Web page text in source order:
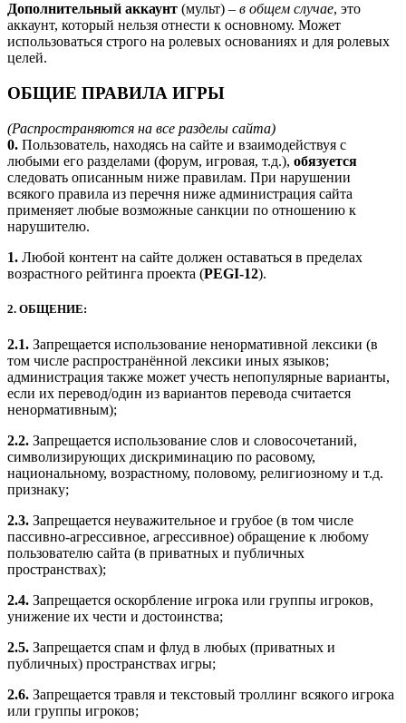
Дополнительный аккаунт (мульт) – в общем случае, это
аккаунт, который нельзя отнести к основному. Может
использоваться строго на ролевых основаниях и для ролевых
целей.
ОБЩИЕ ПРАВИЛА ИГРЫ
(Распространяются на все разделы сайта)
0. Пользователь, находясь на сайте и взаимодействуя с
любыми его разделами (форум, игровая, т.д.), обязуется
следовать описанным ниже правилам. При нарушении
всякого правила из перечня ниже администрация сайта
применяет любые возможные санкции по отношению к
нарушителю.
1. Любой контент на сайте должен оставаться в пределах
возрастного рейтинга проекта (PEGI-12).
2. ОБЩЕНИЕ:
2.1. Запрещается использование ненормативной лексики (в
том числе распространённой лексики иных языков;
администрация также может учесть непопулярные варианты,
если их перевод/один из вариантов перевода считается
ненормативным);
2.2. Запрещается использование слов и словосочетаний,
символизирующих дискриминацию по расовому,
национальному, возрастному, половому, религиозному и т.д.
признаку;
2.3. Запрещается неуважительное и грубое (в том числе
пассивно-агрессивное, агрессивное) обращение к любому
пользователю сайта (в приватных и публичных
пространствах);
2.4. Запрещается оскорбление игрока или группы игроков,
унижение их чести и достоинства;
2.5. Запрещается спам и флуд в любых (приватных и
публичных) пространствах игры;
2.6. Запрещается травля и текстовый троллинг всякого игрока
или группы игроков;